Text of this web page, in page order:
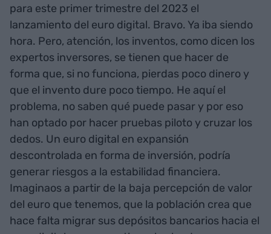
para este primer trimestre del 2023 el
lanzamiento del euro digital. Bravo. Ya iba siendo
hora. Pero, atención, los inventos, como dicen los
expertos inversores, se tienen que hacer de
forma que, si no funciona, pierdas poco dinero y
que el invento dure poco tiempo. He aquí el
problema, no saben qué puede pasar y por eso
han optado por hacer pruebas piloto y cruzar los
dedos. Un euro digital en expansión
descontrolada en forma de inversión, podría
generar riesgos a la estabilidad financiera.
Imaginaos a partir de la baja percepción de valor
del euro que tenemos, que la población crea que
hace falta migrar sus depósitos bancarios hacia el